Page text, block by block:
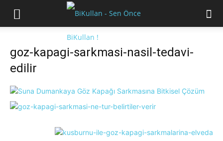
goz-kapagi-sarkmasi-nasil-tedavi-
edilir